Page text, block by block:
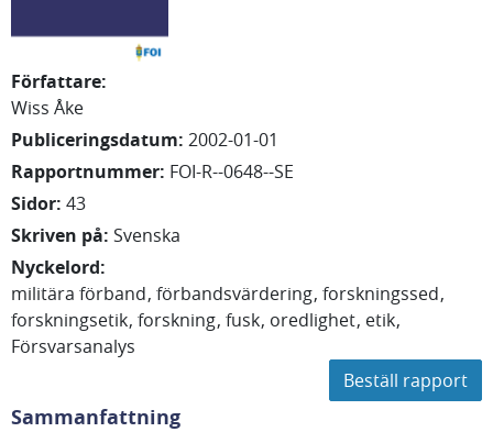
Författare:
Wiss Åke
Publiceringsdatum: 2002-01-01
Rapportnummer: FOI-R--0648--SE
Sidor: 43
Skriven på: Svenska
Nyckelord:
militära förband förbandsvärdering forskningssed
forskningsetik forskning fusk oredlighet etik
Försvarsanalys
Beställ rapport
Sammanfattning